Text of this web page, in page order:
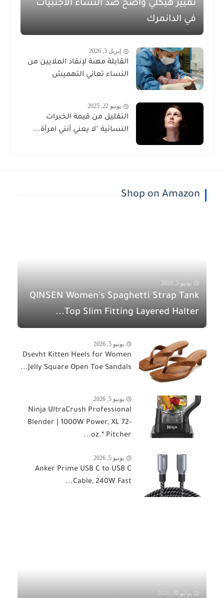
تمييز هيكلي واضح ضد النساء الأجنبيات
في الدانمرك
إبريل 3, 2026
القابلة مهنة لإنقاذ الملايين من
النساء تعاني التهميش
يونيو 22, 2025
التقليل من قيمة الخبرات
النسائية "لا يعني أنني امرأة...
Shop on Amazon
يونيو 5, 2026
QINSEN Women's Spaghetti Strap Tank
Top Slim Fitting Layered Halter...
يونيو 5, 2026
Dsevht Kitten Heels for Women
Jelly Square Open Toe Sandals...
يونيو 5, 2026
Ninja UltraCrush Professional
Blender | 1000W Power, XL 72-
oz.* Pitcher...
يونيو 5, 2026
Anker Prime USB C to USB C
Cable, 240W Fast...
يوليو 30, 2026